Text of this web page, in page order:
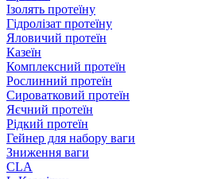
Ізолять протеїну
Гідролізат протеїну
Яловичий протеїн
Казеїн
Комплексний протеїн
Рослинний протеїн
Сироватковий протеїн
Яєчний протеїн
Рідкий протеїн
Гейнер для набору ваги
Зниження ваги
CLA